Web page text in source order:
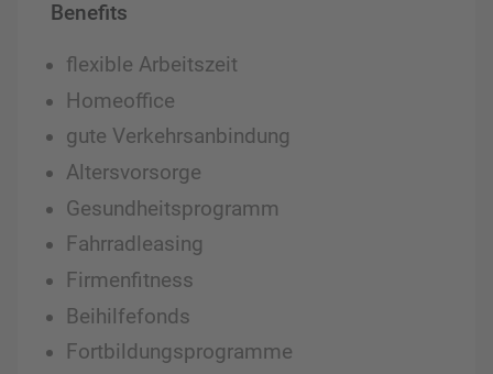
Benefits
flexible Arbeitszeit
Homeoffice
gute Verkehrsanbindung
Altersvorsorge
Gesundheitsprogramm
Fahrradleasing
Firmenfitness
Beihilfefonds
Fortbildungsprogramme